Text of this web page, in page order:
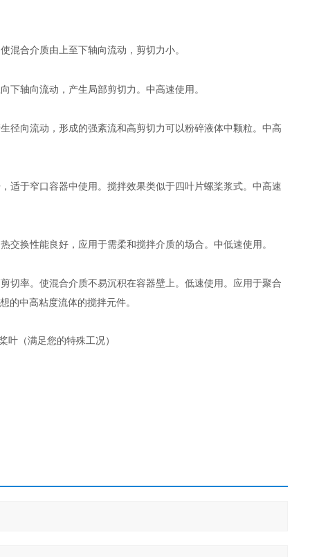
混合介质由上至下轴向流动，剪切力小。
下轴向流动，产生局部剪切力。中高速使用。
径向流动，形成的强紊流和高剪切力可以粉碎液体中颗粒。中高
适于窄口容器中使用。搅拌效果类似于四叶片螺桨浆式。中高速
交换性能良好，应用于需柔和搅拌介质的场合。中低速使用。
切率。使混合介质不易沉积在容器壁上。低速使用。应用于聚合
的中高粘度流体的搅拌元件。
叶（满足您的特殊工况）